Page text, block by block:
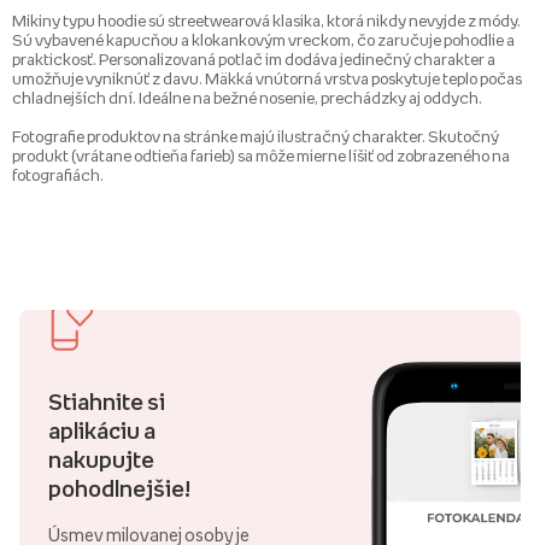
Mikiny typu hoodie sú streetwearová klasika, ktorá nikdy nevyjde z módy.
Sú vybavené kapucňou a klokankovým vreckom, čo zaručuje pohodlie a
praktickosť. Personalizovaná potlač im dodáva jedinečný charakter a
umožňuje vyniknúť z davu. Mäkká vnútorná vrstva poskytuje teplo počas
chladnejších dní. Ideálne na bežné nosenie, prechádzky aj oddych.
Fotografie produktov na stránke majú ilustračný charakter. Skutočný
produkt (vrátane odtieňa farieb) sa môže mierne líšiť od zobrazeného na
fotografiách.
Stiahnite si
aplikáciu a
nakupujte
pohodlnejšie!
Úsmev milovanej osoby je